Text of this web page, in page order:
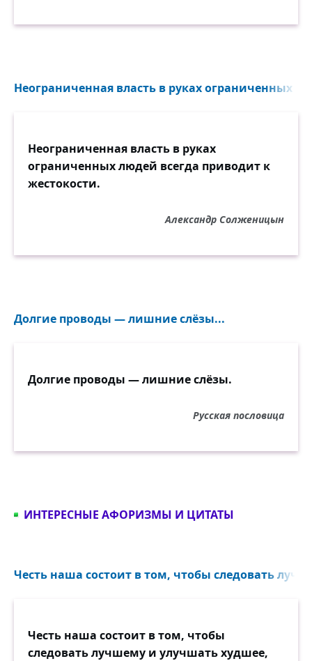
Неограниченная власть в руках ограниченных
Неограниченная власть в руках
ограниченных людей всегда приводит к
жестокости.
Александр Солженицын
Долгие проводы — лишние слёзы...
Долгие проводы — лишние слёзы.
Русская пословица
ИНТЕРЕСНЫЕ АФОРИЗМЫ И ЦИТАТЫ
Честь наша состоит в том, чтобы следовать
Честь наша состоит в том, чтобы
следовать лучшему и улучшать худшее,